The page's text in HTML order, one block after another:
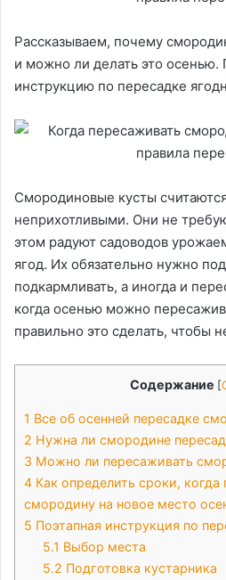
Рассказываем, почему
и можно ли делать это осенью.
инструкцию по пересадке
Смородиновые кусты
неприхотливыми. Они не
этом радуют садоводов
ягод. Их обязательно нужно
подкармливать, а иногда и
когда осенью можно
правильно это сделать, чтобы
Содержание [
1 Все об осенней пересадке
2 Нужна ли смородине
3 Можно ли пересаживать
4 Как определить сроки, когда
смородину на новое место
5 Поэтапная инструкция по
5.1 Выбор места
5.2 Подготовка кустарника